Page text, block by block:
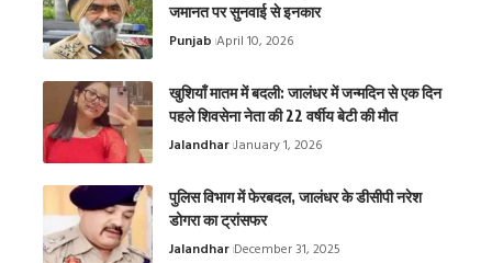
जमानत पर सुनवाई से इनकार
Punjab April 10, 2026
खुशियाँ मातम में बदली: जालंधर में जन्मदिन से एक दिन
पहले शिवसेना नेता की 22 वर्षीय बेटी की मौत
Jalandhar January 1, 2026
पुलिस विभाग में फेरबदल, जालंधर के डीसीपी नरेश
डोगरा का ट्रांसफर
Jalandhar December 31, 2025